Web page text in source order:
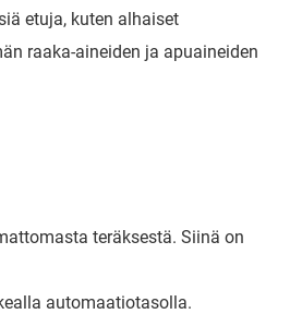
etuja, kuten alhaiset
raaka-aineiden ja apuaineiden
teräksestä. Siinä on
automaatiotasolla.